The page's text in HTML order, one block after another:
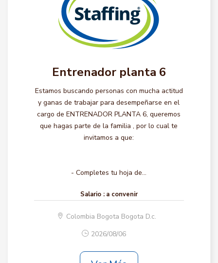
Entrenador planta 6
Estamos buscando personas con mucha actitud
y ganas de trabajar para desempeñarse en el
cargo de ENTRENADOR PLANTA 6, queremos
que hagas parte de la familia , por lo cual te
invitamos a que:
- Completes tu hoja de...
Salario : a convenir
Colombia Bogota Bogota D.c.
2026/08/06